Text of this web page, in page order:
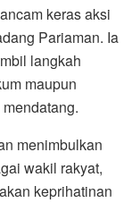
keras aksi
Pariaman. Ia
langkah
maupun
menimbulkan
wakil rakyat,
keprihatinan